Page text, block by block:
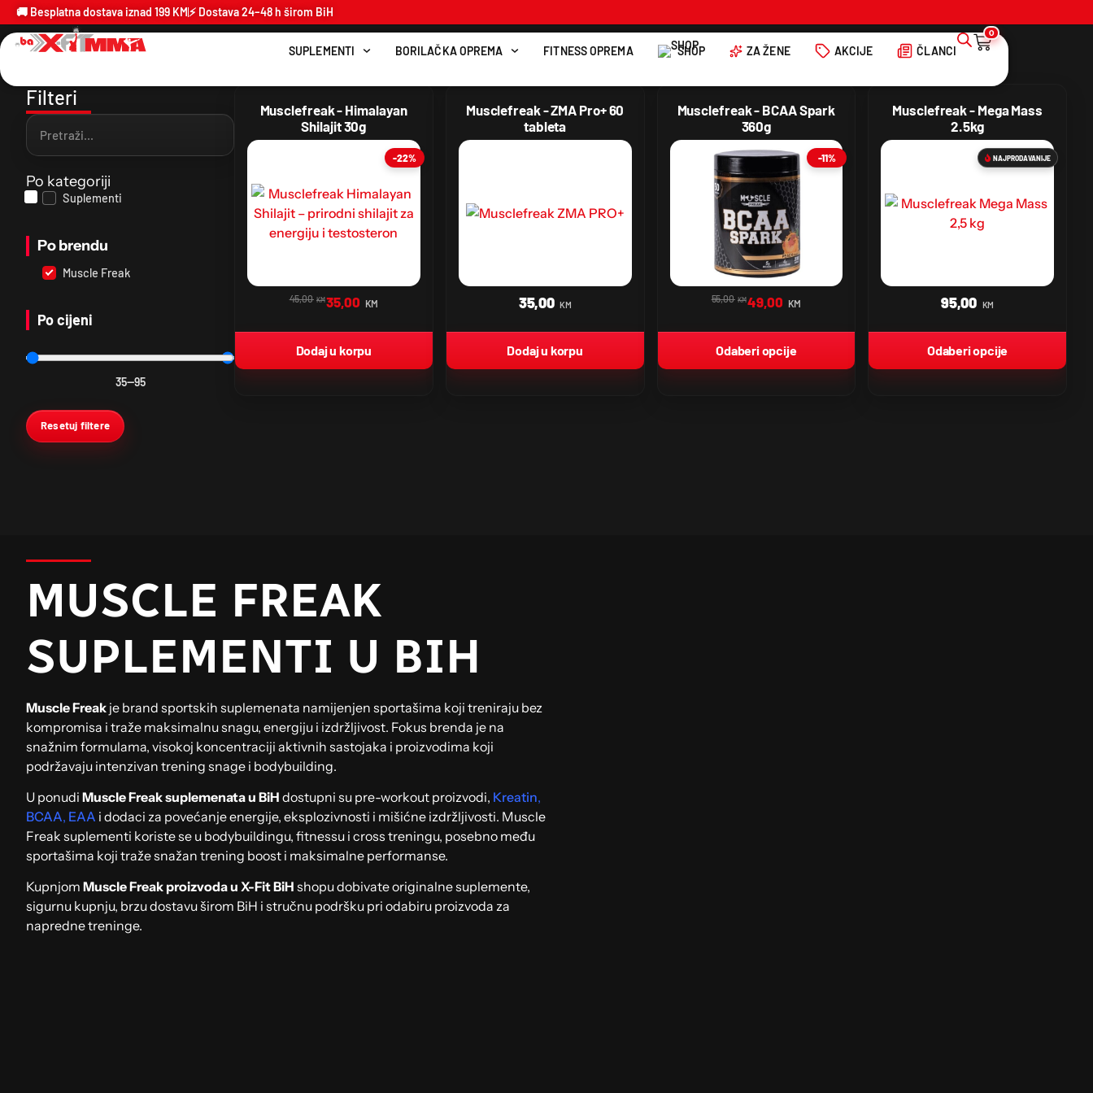
🚚 Besplatna dostava iznad 199 KM⚡ Dostava 24–48 h širom BiH
SUPLEMENTI BORILAČKA OPREMA FITNESS OPREMA SHOP ZA ŽENE AKCIJE ČLANCI
0
Filteri
Po kategoriji
Suplementi
Po brendu
Muscle Freak
Po cijeni
35—95
Resetuj filtere
Musclefreak - Himalayan
Shilajit 30g
-22%
45,00 KM35,00 KM
Dodaj u korpu
Musclefreak - ZMA Pro+ 60
tableta
35,00 KM
Dodaj u korpu
Musclefreak - BCAA Spark
360g
-11%
55,00 KM49,00 KM
Odaberi opcije
Musclefreak - Mega Mass
2.5kg
NAJPRODAVANIJE
95,00 KM
Odaberi opcije
MUSCLE FREAK
SUPLEMENTI U BIH
Muscle Freak je brand sportskih suplemenata namijenjen sportašima koji treniraju bez
kompromisa i traže maksimalnu snagu, energiju i izdržljivost. Fokus brenda je na
snažnim formulama, visokoj koncentraciji aktivnih sastojaka i proizvodima koji
podržavaju intenzivan trening snage i bodybuilding.
U ponudi Muscle Freak suplemenata u BiH dostupni su pre-workout proizvodi, Kreatin,
BCAA, EAA i dodaci za povećanje energije, eksplozivnosti i mišićne izdržljivosti. Muscle
Freak suplementi koriste se u bodybuildingu, fitnessu i cross treningu, posebno među
sportašima koji traže snažan trening boost i maksimalne performanse.
Kupnjom Muscle Freak proizvoda u X-Fit BiH shopu dobivate originalne suplemente,
sigurnu kupnju, brzu dostavu širom BiH i stručnu podršku pri odabiru proizvoda za
napredne treninge.